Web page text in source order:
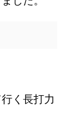
く長打力